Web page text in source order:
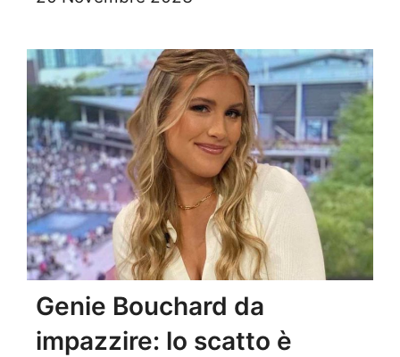
Genie Bouchard da
impazzire: lo scatto è